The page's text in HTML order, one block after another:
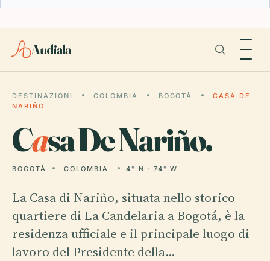
Audiala
DESTINAZIONI COLOMBIA BOGOTÀ
CASA DE
NARIÑO
Casa De Nariño.
BOGOTÀ COLOMBIA 4° N · 74° W
La Casa di Nariño, situata nello storico
quartiere di La Candelaria a Bogotá, è la
residenza ufficiale e il principale luogo di
lavoro del Presidente della…